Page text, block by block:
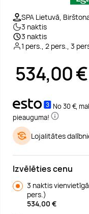
SPA Lietuvā,
3 naktis
3 naktis
1 pers., 2 pers., 3
534,00€
No 30 €,
pieauguma!
Lojalitātes
Izvēlēties cenu
3 naktis
pers.)
534,00 €